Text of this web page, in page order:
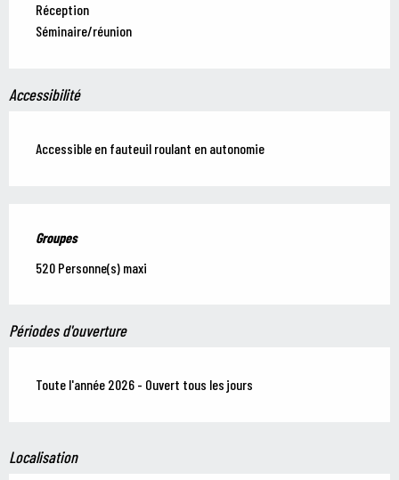
Réception
Séminaire/réunion
Accessibilité
Accessible en fauteuil roulant en autonomie
Groupes
Groupes
520 Personne(s) maxi
Périodes d'ouverture
Toute l'année 2026 - Ouvert tous les jours
Localisation